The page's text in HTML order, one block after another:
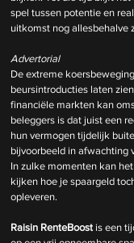
spel tussen potentie en
uitkomst nog allesbehalve
Advertorial
De extreme
beursintroducties laten
financiële markten kan
beleggers is dat juist een
hun vermogen tijdelijk
bijvoorbeeld in afwachting
In zulke momenten kan
kijken hoe je spaargeld
opleveren.
Raisin RenteBoost is een